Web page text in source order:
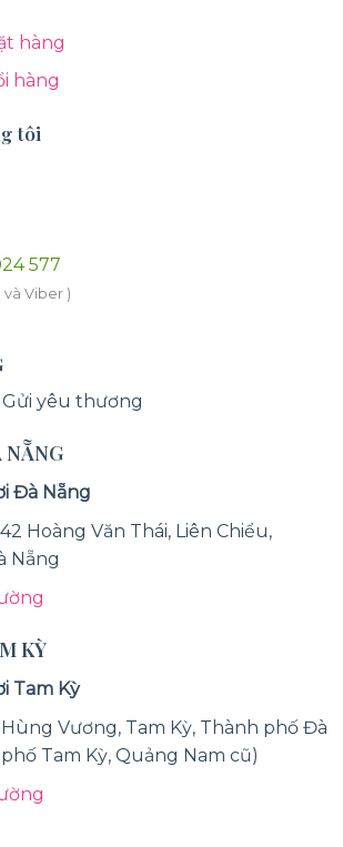
hàng
hàng
tôi
577
và Viber )
yêu thương
NẴNG
Đà Nẵng
Hoàng Văn Thái, Liên Chiểu,
Nẵng
KỲ
Tam Kỳ
Hùng Vương, Tam Kỳ, Thành phố Đà
Tam Kỳ, Quảng Nam cũ)